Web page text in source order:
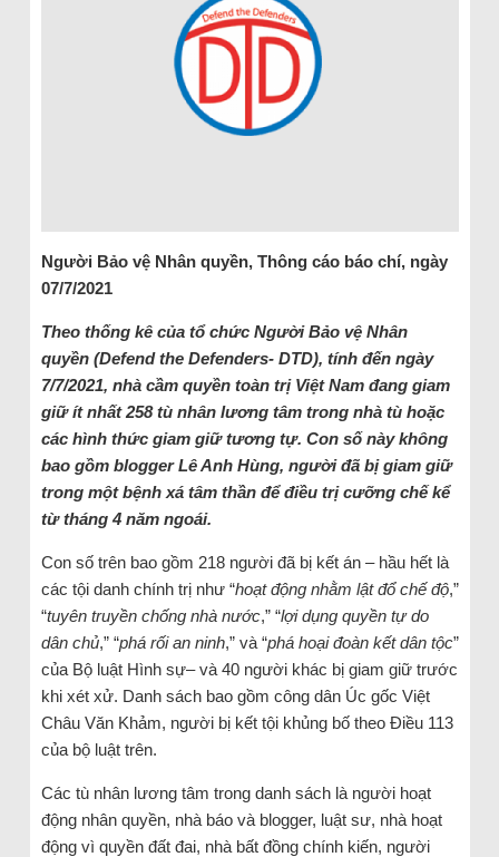
Người Bảo vệ Nhân quyền, Thông cáo báo chí, ngày
07/7/2021
Theo thống kê của tổ chức Người Bảo vệ Nhân
quyền (Defend the Defenders- DTD), tính đến ngày
7/7/2021, nhà cầm quyền toàn trị Việt Nam đang giam
giữ ít nhất 258 tù nhân lương tâm trong nhà tù hoặc
các hình thức giam giữ tương tự. Con số này không
bao gồm blogger Lê Anh Hùng, người đã bị giam giữ
trong một bệnh xá tâm thần để điều trị cưỡng chế kể
từ tháng 4 năm ngoái.
Con số trên bao gồm 218 người đã bị kết án – hầu hết là
các tội danh chính trị như “hoạt động nhằm lật đổ chế độ,”
“tuyên truyền chống nhà nước,” “lợi dụng quyền tự do
dân chủ,” “phá rối an ninh,” và “phá hoại đoàn kết dân tộc”
của Bộ luật Hình sự– và 40 người khác bị giam giữ trước
khi xét xử. Danh sách bao gồm công dân Úc gốc Việt
Châu Văn Khảm, người bị kết tội khủng bố theo Điều 113
của bộ luật trên.
Các tù nhân lương tâm trong danh sách là người hoạt
động nhân quyền, nhà báo và blogger, luật sư, nhà hoạt
động vì quyền đất đai, nhà bất đồng chính kiến, người